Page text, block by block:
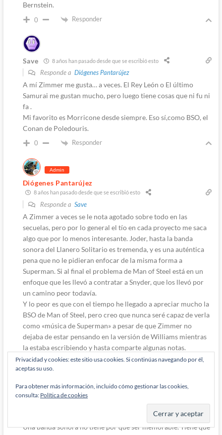
Bernstein.
0 Responder
Save 8 años han pasado desde que se escribió esto
Responde a Diógenes Pantarújez
A mí Zimmer me gusta… a veces. El Rey León o El último
Samurai me gustan mucho, pero luego tiene cosas que ni fu ni
fa .
Mi favorito es Morricone desde siempre. Eso sí,como BSO, el
Conan de Poledouris.
0 Responder
Admin
Diógenes Pantarújez
8 años han pasado desde que se escribió esto
Responde a Save
A Zimmer a veces se le nota agotado sobre todo en las
secuelas, pero por lo general el tío en cada proyecto me saca
algo que por lo menos interesante. Joder, hasta la banda
sonora del Llanero Solitario es tremenda, y es una auténtica
pena que no le pidieran enfocar de la misma forma a
Superman. Si al final el problema de Man of Steel está en un
enfoque que les llevó a contratar a Snyder, que los llevó por
un camino peor todavía.
Y lo peor es que con el tiempo he llegado a apreciar mucho la
BSO de Man of Steel, pero creo que nunca seré capaz de verla
como «música de Superman» a pesar de que Zimmer no
dejaba de estar pensando en la versión de Williams mientras
la estaba escribiendo y hasta comparte algunas notas.
0 Responder
8 años han pasado desde que se escribió esto
Una banda sonora no tiene por qué ser memorable. Tiene que
Privacidad y cookies: este sitio usa cookies. Si continúas navegando por él,
aceptas su uso.
Para obtener más información, incluido cómo gestionar las cookies,
consulta: Política de cookies